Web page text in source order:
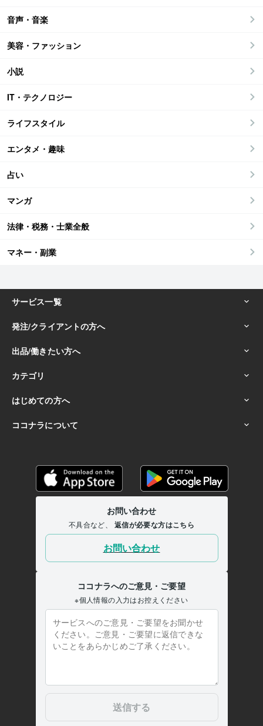
音声・音楽
美容・ファッション
小説
IT・テクノロジー
ライフスタイル
エンタメ・趣味
占い
マンガ
法律・税務・士業全般
マネー・副業